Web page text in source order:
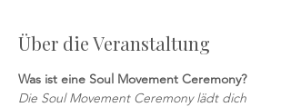
Über die Veranstaltung
Was ist eine Soul Movement Ceremony?
Die Soul Movement Ceremony lädt dich